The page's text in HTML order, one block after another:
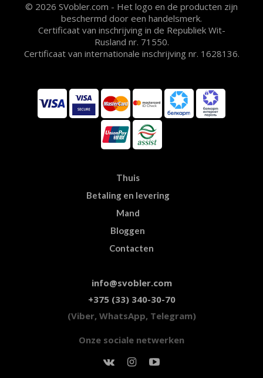
© 2026 SVobler.com - Het logo en de producten zijn
beschermd door een handelsmerk.
Certificaat van inschrijving in de Republiek Wit-
Rusland nr. 71550.
Certificaat van internationale inschrijving nr. 1628136.
Thuis
Betaling en levering
Mand
Bloggen
Contacten
info@svobler.com
+375 (33) 340-30-70
(Viber, WhatsApp, Telegram)
Onze sociale netwerken